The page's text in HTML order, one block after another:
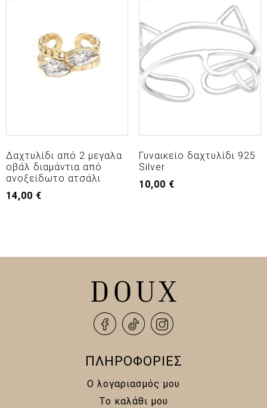
επιλογές
μπορούν
του
προϊόντος
Δαχτυλίδι από 2 μεγαλα
οβάλ διαμάντια από
ανοξείδωτο ατσάλι
14,00 €
Γυναικείο δαχτυλίδι 925
Silver
10,00 €
ΠΛΗΡΟΦΟΡΙΕΣ
Ο λογαριασμός μου
Το καλάθι μου